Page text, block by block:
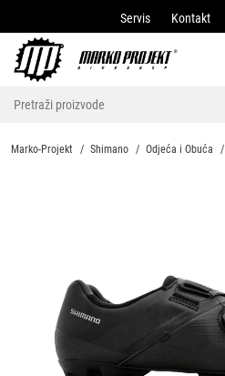
Servis Kontakt
Marko-Projekt Shimano Odjeća i Obuća